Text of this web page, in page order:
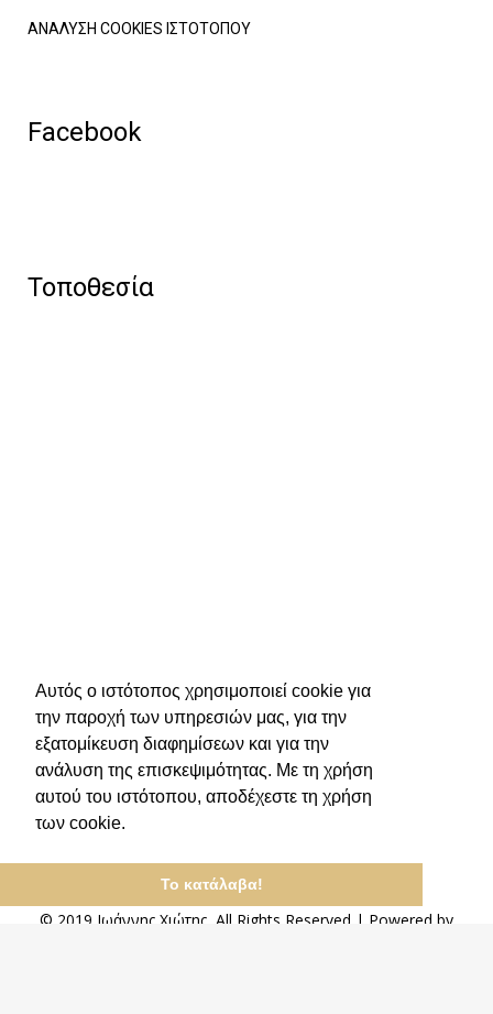
Αυτός ο ιστότοπος χρησιμοποιεί cookie για
την παροχή των υπηρεσιών μας, για την
εξατομίκευση διαφημίσεων και για την
ανάλυση της επισκεψιμότητας. Με τη χρήση
αυτού του ιστότοπου, αποδέχεστε τη χρήση
των cookie.
Το κατάλαβα!
ΑΝΑΛΥΣΗ COOKIES ΙΣΤΟΤΟΠΟΥ
Facebook
Τοποθεσία
© 2019 Ιωάννης Χιώτης, All Rights Reserved | Powered by